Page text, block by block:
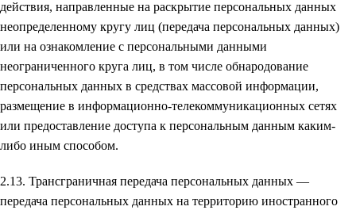
действия, направленные на раскрытие персональных данных
неопределенному кругу лиц (передача персональных данных)
или на ознакомление с персональными данными
неограниченного круга лиц, в том числе обнародование
персональных данных в средствах массовой информации,
размещение в информационно-телекоммуникационных сетях
или предоставление доступа к персональным данным каким-
либо иным способом.
2.13. Трансграничная передача персональных данных —
передача персональных данных на территорию иностранного